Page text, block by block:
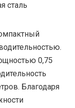
сталь
0,75
Благодаря